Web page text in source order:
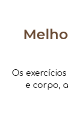
Os
e corpo,